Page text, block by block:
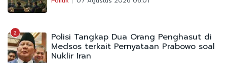
2 Polisi Tangkap Dua Orang Penghasut di
Medsos terkait Pernyataan Prabowo soal
Nuklir Iran